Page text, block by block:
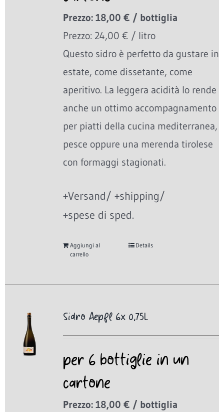
Prezzo: 18,00 € / bottiglia
Prezzo: 24,00 € / litro
Questo sidro è perfetto da gustare in
estate, come dissetante, come
aperitivo. La leggera acidità lo rende
anche un ottimo accompagnamento
per piatti della cucina mediterranea,
pesce oppure una merenda tirolese
con formaggi stagionati.
+Versand/ +shipping/
+spese di sped.
Aggiungi al
carrello
Details
Sidro Aepfl 6x 0,75L
per 6 bottiglie in un
cartone
Prezzo: 18,00 € / bottiglia